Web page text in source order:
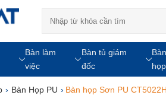
Bàn làm
việc
Bàn tủ giám
đốc
Bàn
họp
› Bàn Họp PU › Bàn họp Sơn PU